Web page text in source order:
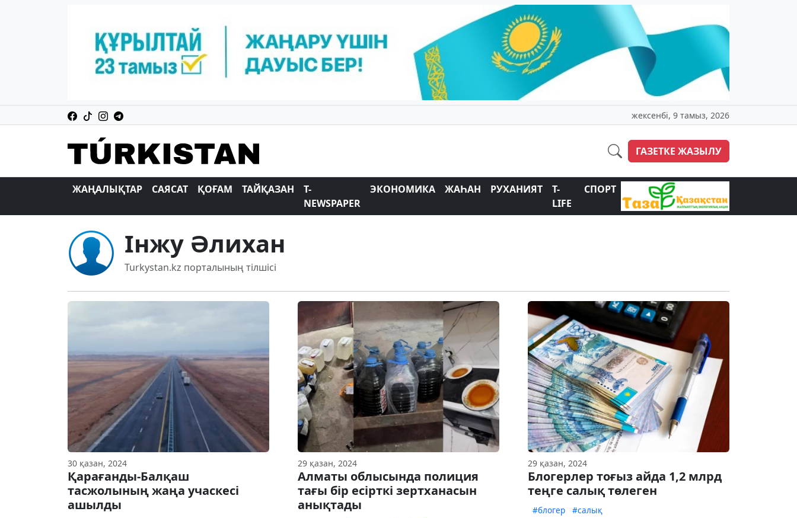
жексенбі, 9 тамыз, 2026
ГАЗЕТКЕ ЖАЗЫЛУ
ЖАҢАЛЫҚТАР САЯСАТ ҚОҒАМ ТАЙҚАЗАН
T-
NEWSPAPER
ЭКОНОМИКА ЖАҺАН РУХАНИЯТ
T-
LIFE
СПОРТ
Інжу Әлихан
Turkystan.kz порталының тілшісі
30 қазан, 2024
Қарағанды-Балқаш
тасжолының жаңа учаскесі
ашылды
29 қазан, 2024
Алматы облысында полиция
тағы бір есірткі зертханасын
анықтады
29 қазан, 2024
Блогерлер тоғыз айда 1,2 млрд
теңге салық төлеген
#блогер #салық